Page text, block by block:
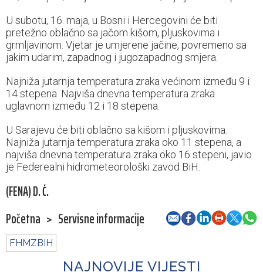
U subotu, 16. maja, u Bosni i Hercegovini će biti
pretežno oblačno sa jačom kišom, pljuskovima i
grmljavinom. Vjetar je umjerene jačine, povremeno sa
jakim udarim, zapadnog i jugozapadnog smjera.
Najniža jutarnja temperatura zraka većinom između 9 i
14 stepena. Najviša dnevna temperatura zraka
uglavnom između 12 i 18 stepena.
U Sarajevu će biti oblačno sa kišom i pljuskovima.
Najniža jutarnja temperatura zraka oko 11 stepena, a
najviša dnevna temperatura zraka oko 16 stepeni, javio
je Federealni hidrometeorološki zavod BiH.
(FENA) D. Ć.
Početna > Servisne informacije
FHMZBIH
NAJNOVIJE VIJESTI